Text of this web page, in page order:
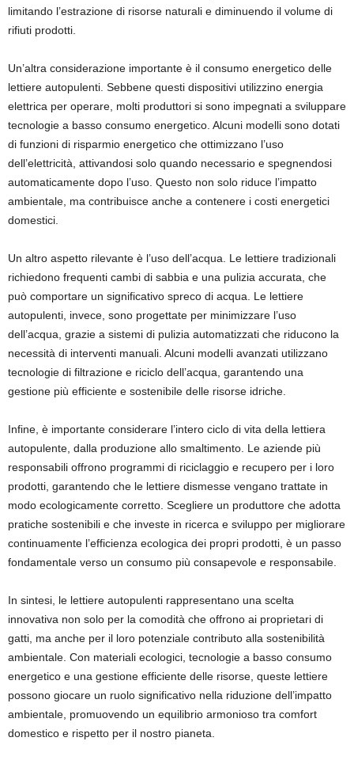
limitando l’estrazione di risorse naturali e diminuendo il volume di
rifiuti prodotti.
Un’altra considerazione importante è il consumo energetico delle
lettiere autopulenti. Sebbene questi dispositivi utilizzino energia
elettrica per operare, molti produttori si sono impegnati a sviluppare
tecnologie a basso consumo energetico. Alcuni modelli sono dotati
di funzioni di risparmio energetico che ottimizzano l’uso
dell’elettricità, attivandosi solo quando necessario e spegnendosi
automaticamente dopo l’uso. Questo non solo riduce l’impatto
ambientale, ma contribuisce anche a contenere i costi energetici
domestici.
Un altro aspetto rilevante è l’uso dell’acqua. Le lettiere tradizionali
richiedono frequenti cambi di sabbia e una pulizia accurata, che
può comportare un significativo spreco di acqua. Le lettiere
autopulenti, invece, sono progettate per minimizzare l’uso
dell’acqua, grazie a sistemi di pulizia automatizzati che riducono la
necessità di interventi manuali. Alcuni modelli avanzati utilizzano
tecnologie di filtrazione e riciclo dell’acqua, garantendo una
gestione più efficiente e sostenibile delle risorse idriche.
Infine, è importante considerare l’intero ciclo di vita della lettiera
autopulente, dalla produzione allo smaltimento. Le aziende più
responsabili offrono programmi di riciclaggio e recupero per i loro
prodotti, garantendo che le lettiere dismesse vengano trattate in
modo ecologicamente corretto. Scegliere un produttore che adotta
pratiche sostenibili e che investe in ricerca e sviluppo per migliorare
continuamente l’efficienza ecologica dei propri prodotti, è un passo
fondamentale verso un consumo più consapevole e responsabile.
In sintesi, le lettiere autopulenti rappresentano una scelta
innovativa non solo per la comodità che offrono ai proprietari di
gatti, ma anche per il loro potenziale contributo alla sostenibilità
ambientale. Con materiali ecologici, tecnologie a basso consumo
energetico e una gestione efficiente delle risorse, queste lettiere
possono giocare un ruolo significativo nella riduzione dell’impatto
ambientale, promuovendo un equilibrio armonioso tra comfort
domestico e rispetto per il nostro pianeta.